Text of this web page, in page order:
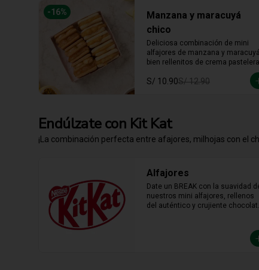
-16%
Manzana y maracuyá
chico
Deliciosa combinación de mini
alfajores de manzana y
bien rellenitos de crema pastelera
tradicional, relleno de manzana y
crema de maracuyá... Irresistible!!
S/ 10.90S/ 12.90
Endúlzate con Kit Kat
¡La combinación perfecta entre afajores, milhojas con el
Alfajores
Date un BREAK con la suavidad
nuestros mini alfajores, rellenos
del auténtico y crujiente
transformar cualquier momento